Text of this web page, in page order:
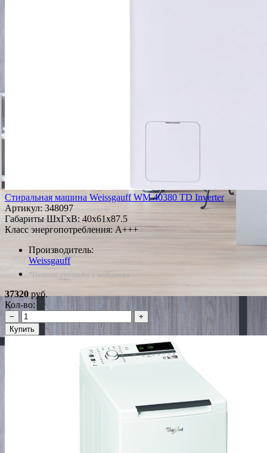
Стиральная машина Weissgauff WM 40380 TD Inverter
Артикул: 348097
Габариты ШxГxВ: 40x61x87.5
Класс энергопотребления: A+++
Производитель:
Weissgauff
*Наличие уточняйте у менеджера
37320руб.
Кол-во:
−
+
Купить